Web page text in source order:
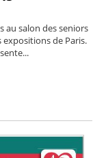
au salon des seniors
de Paris.